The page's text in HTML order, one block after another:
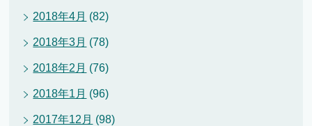
2018年4月 (82)
2018年3月 (78)
2018年2月 (76)
2018年1月 (96)
2017年12月 (98)